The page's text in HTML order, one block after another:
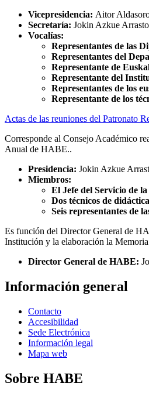
Vicepresidencia: Aitor
Secretaría: Jokin Azkue
Vocalías:
Representantes de las
Representantes del
Representante de
Representante del
Representantes de los
Representante de los
Actas de las reuniones del Patronato
Corresponde al Consejo Académico
Anual de HABE..
Presidencia: Jokin Azkue
Miembros:
El Jefe del Servicio de
Dos técnicos de
Seis representantes de
Es función del Director General de
Institución y la elaboración la
Director General de HABE:
Información general
Contacto
Accesibilidad
Sede Electrónica
Información legal
Mapa web
Sobre HABE